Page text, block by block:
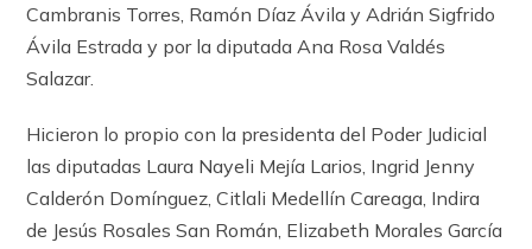
Cambranis Torres, Ramón Díaz Ávila y Adrián Sigfrido
Ávila Estrada y por la diputada Ana Rosa Valdés
Salazar.
Hicieron lo propio con la presidenta del Poder Judicial
las diputadas Laura Nayeli Mejía Larios, Ingrid Jenny
Calderón Domínguez, Citlali Medellín Careaga, Indira
de Jesús Rosales San Román, Elizabeth Morales García